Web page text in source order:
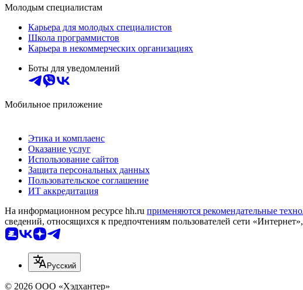
Молодым специалистам
Карьера для молодых специалистов
Школа программистов
Карьера в некоммерческих организациях
Боты для уведомлений
Мобильное приложение
Этика и комплаенс
Оказание услуг
Использование сайтов
Защита персональных данных
Пользовательское соглашение
ИТ аккредитация
На информационном ресурсе hh.ru применяются рекомендательные
сведений, относящихся к предпочтениям пользователей сети
Русский
© 2026 ООО «Хэдхантер»